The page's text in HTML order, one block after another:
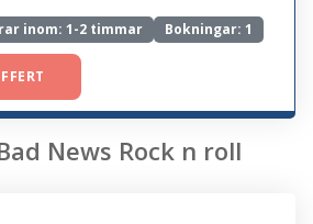
inom: 1-2 timmar Bokningar: 1
News Rock n roll